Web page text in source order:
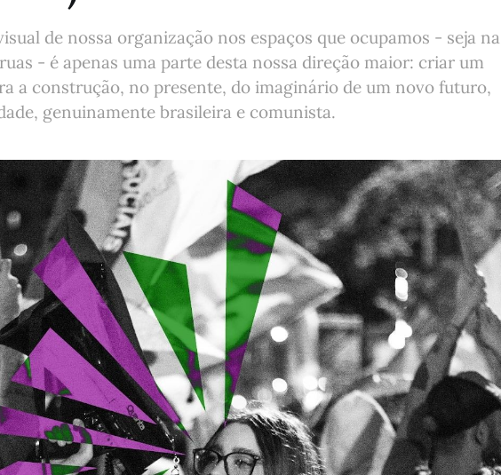
de nossa organização nos espaços que ocupamos - seja na
- é apenas uma parte desta nossa direção maior: criar um
a construção, no presente, do imaginário de um novo futuro,
genuinamente brasileira e comunista.